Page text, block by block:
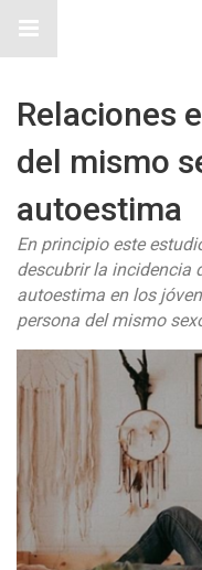
Relaciones
del mismo
autoestima
En principio este
descubrir la incidencia
autoestima en los
persona del mismo